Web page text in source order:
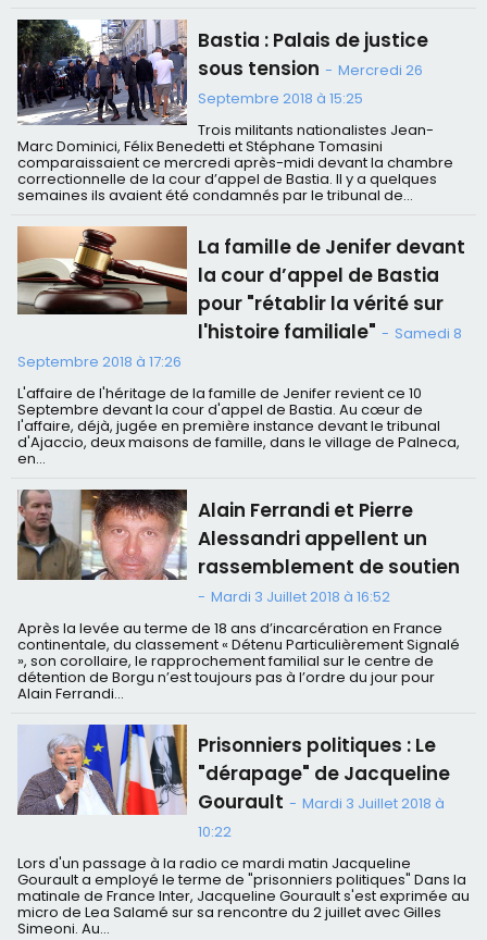
Bastia : Palais de justice
sous tension - Mercredi 26
Septembre 2018 à 15:25
Trois militants nationalistes Jean-
Marc Dominici, Félix Benedetti et Stéphane Tomasini
comparaissaient ce mercredi après-midi devant la chambre
correctionnelle de la cour d’appel de Bastia. Il y a quelques
semaines ils avaient été condamnés par le tribunal de...
La famille de Jenifer devant
la cour d’appel de Bastia
pour "rétablir la vérité sur
l'histoire familiale" - Samedi 8
Septembre 2018 à 17:26
L'affaire de l'héritage de la famille de Jenifer revient ce 10
Septembre devant la cour d'appel de Bastia. Au cœur de
l'affaire, déjà, jugée en première instance devant le tribunal
d'Ajaccio, deux maisons de famille, dans le village de Palneca,
en...
Alain Ferrandi et Pierre
Alessandri appellent un
rassemblement de soutien
- Mardi 3 Juillet 2018 à 16:52
Après la levée au terme de 18 ans d’incarcération en France
continentale, du classement « Détenu Particulièrement Signalé
», son corollaire, le rapprochement familial sur le centre de
détention de Borgu n’est toujours pas à l’ordre du jour pour
Alain Ferrandi...
Prisonniers politiques : Le
"dérapage" de Jacqueline
Gourault - Mardi 3 Juillet 2018 à
10:22
Lors d'un passage à la radio ce mardi matin Jacqueline
Gourault a employé le terme de "prisonniers politiques" Dans la
matinale de France Inter, Jacqueline Gourault s'est exprimée au
micro de Lea Salamé sur sa rencontre du 2 juillet avec Gilles
Simeoni. Au...